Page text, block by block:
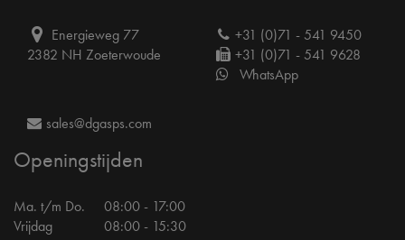
Energieweg 77
2382 NH Zoeterwoude
+31 (0)71 - 541 9450
+31 (0)71 - 541 9628
WhatsApp
sales@dgasps.com
Openingstijden
Ma. t/m Do.
08:00 - 17:00
Vrijdag
08:00 - 15:30